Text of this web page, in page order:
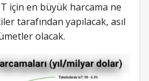
için en büyük harcama ne
tarafından yapılacak, asıl
olacak.